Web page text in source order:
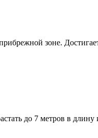
зоне.
до 7 метров в длину